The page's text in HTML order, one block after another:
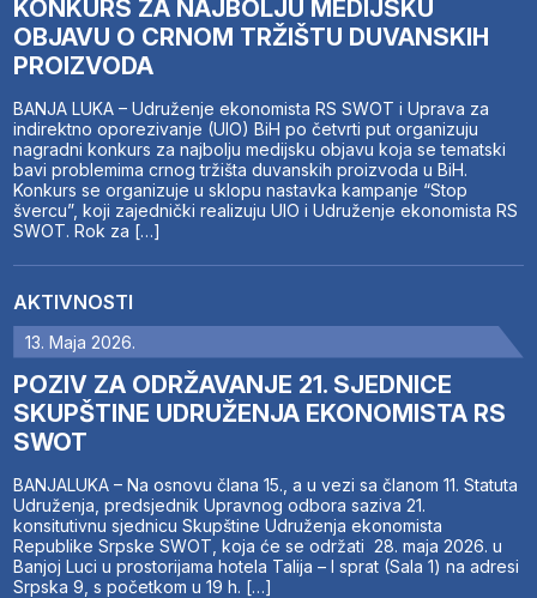
KONKURS ZA NAJBOLJU MEDIJSKU
OBJAVU O CRNOM TRŽIŠTU DUVANSKIH
PROIZVODA
BANJA LUKA – Udruženje ekonomista RS SWOT i Uprava za
indirektno oporezivanje (UIO) BiH po četvrti put organizuju
nagradni konkurs za najbolju medijsku objavu koja se tematski
bavi problemima crnog tržišta duvanskih proizvoda u BiH.
Konkurs se organizuje u sklopu nastavka kampanje “Stop
švercu”, koji zajednički realizuju UIO i Udruženje ekonomista RS
SWOT. Rok za […]
AKTIVNOSTI
13. Maja 2026.
POZIV ZA ODRŽAVANJE 21. SJEDNICE
SKUPŠTINE UDRUŽENJA EKONOMISTA RS
SWOT
BANJALUKA – Na osnovu člana 15., a u vezi sa članom 11. Statuta
Udruženja, predsjednik Upravnog odbora saziva 21.
konsitutivnu sjednicu Skupštine Udruženja ekonomista
Republike Srpske SWOT, koja će se održati 28. maja 2026. u
Banjoj Luci u prostorijama hotela Talija – I sprat (Sala 1) na adresi
Srpska 9, s početkom u 19 h. […]